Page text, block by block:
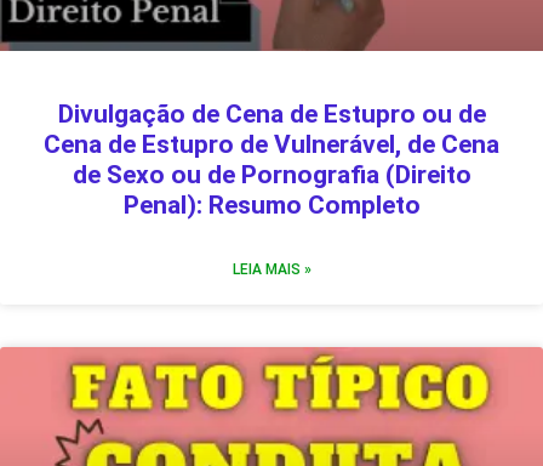
Divulgação de Cena de Estupro ou de
Cena de Estupro de Vulnerável, de Cena
de Sexo ou de Pornografia (Direito
Penal): Resumo Completo
LEIA MAIS »